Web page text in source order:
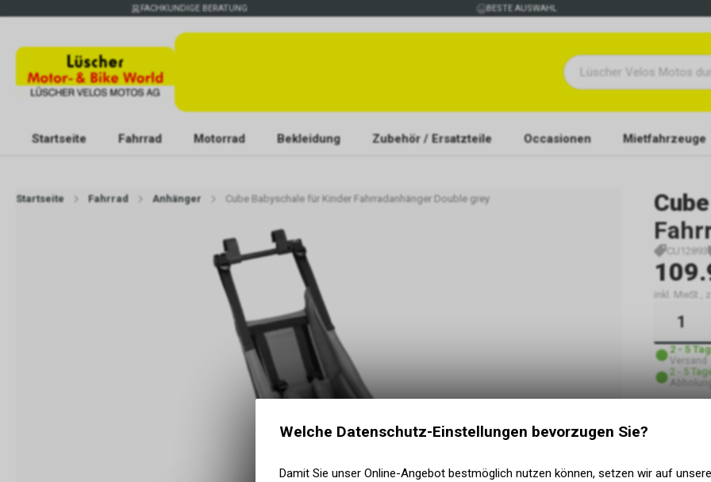
FACHKUNDIGE BERATUNG BESTE AUSWAHL
Startseite Fahrrad Motorrad Bekleidung Zubehör / Ersatzteile Occasionen Mietfahrzeuge
Startseite Fahrrad Anhänger Cube Babyschale für Kinder Fahrradanhänger Double grey Cube
CU12893
inkl. MwSt.,
2 - 5
Versand
2 - 5
Welche Datenschutz-Einstellungen bevorzugen Sie?
Damit Sie unser Online-Angebot bestmöglich nutzen können, setzen wir auf